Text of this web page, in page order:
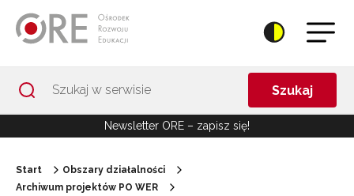
Szukaj
Newsletter ORE – zapisz się!
Start
Obszary działalności
Archiwum projektów PO WER